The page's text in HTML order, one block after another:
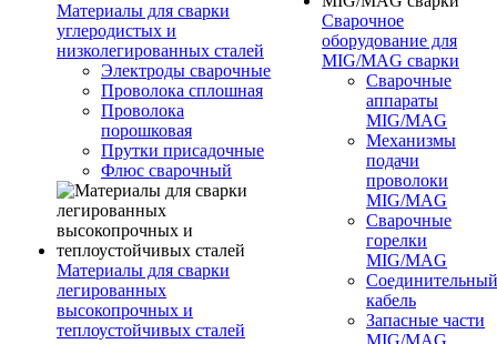
Материалы для сварки
углеродистых и
низколегированных сталей
Электроды сварочные
Проволока сплошная
Проволока
порошковая
Прутки присадочные
Флюс сварочный
Материалы для сварки
легированных
высокопрочных и
теплоустойчивых сталей
Сварочное
оборудование для
MIG/MAG сварки
Сварочные
аппараты
MIG/MAG
Механизмы
подачи
проволоки
MIG/MAG
Сварочные
горелки
MIG/MAG
Соединительный
кабель
Запасные части
MIG/MAG